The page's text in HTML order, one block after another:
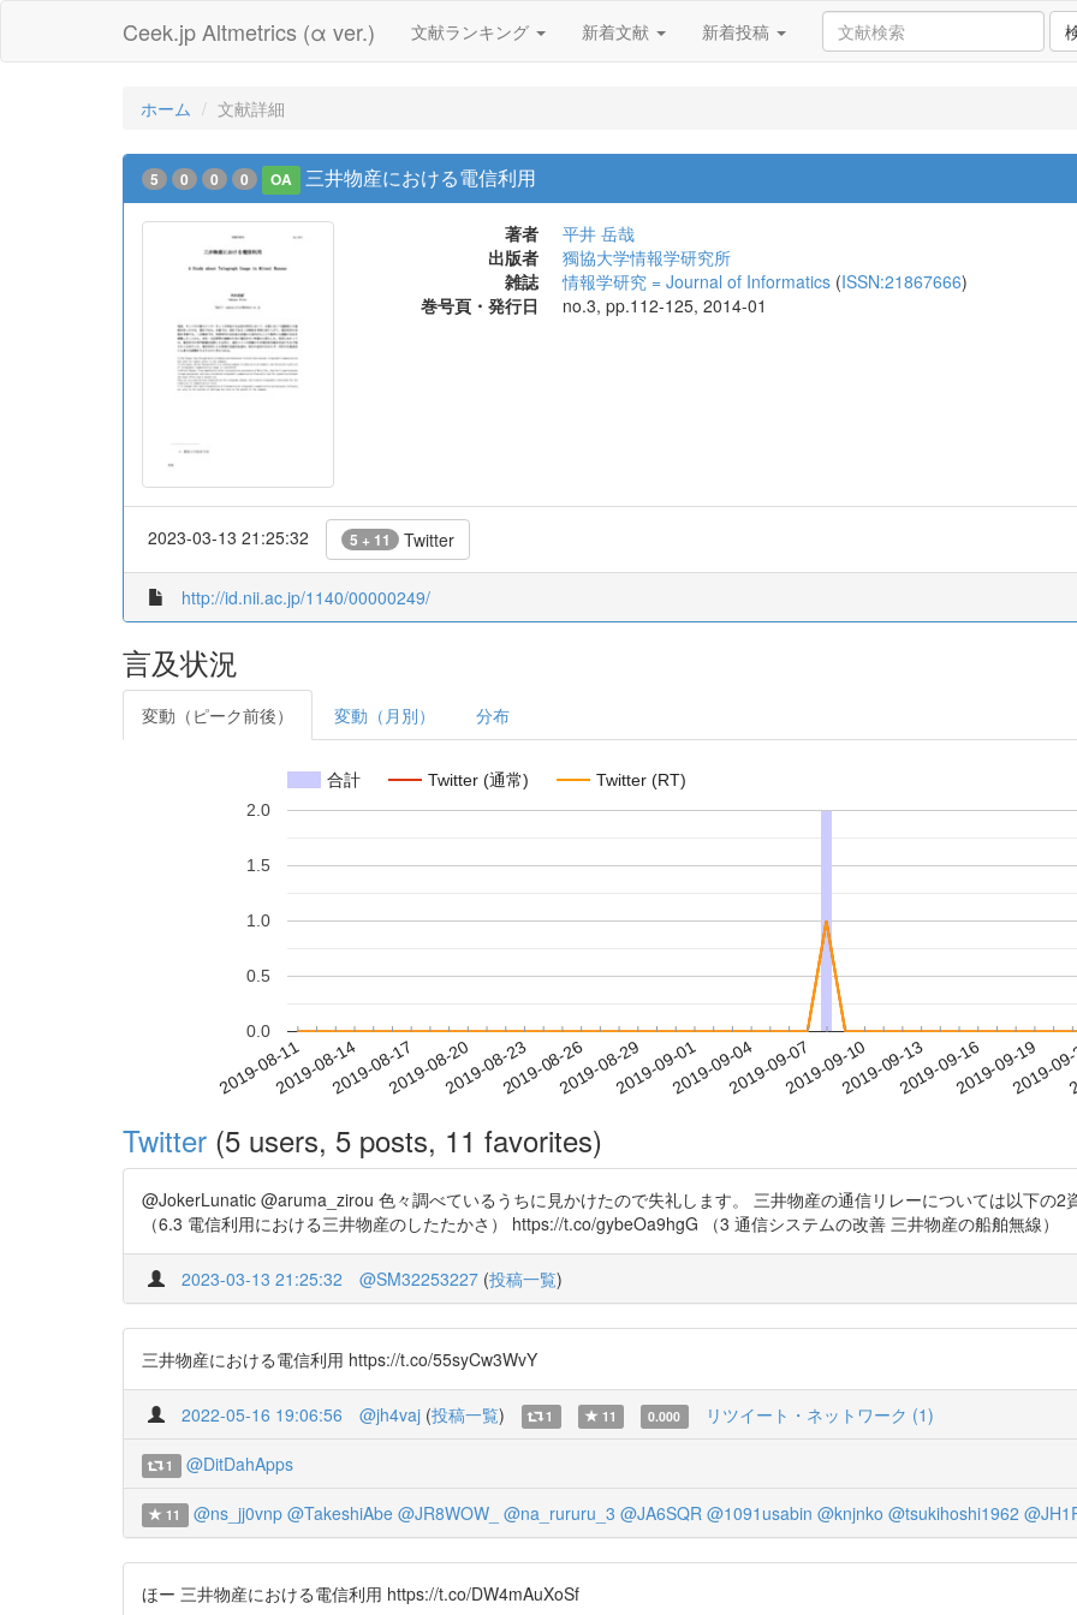
Ceek.jp Altmetrics (α ver.) 文献ランキング 新着文献 新着投稿
ホーム 文献詳細
5 0 0 0 OA 三井物産における電信利用
著者
平井 岳哉
出版者
獨協大学情報学研究所
雑誌
情報学研究 = Journal of Informatics (ISSN:21867666)
巻号頁・発行日
no.3, pp.112-125, 2014-01
2023-03-13 21:25:32 5 + 11 Twitter
http://id.nii.ac.jp/1140/00000249/
言及状況
変動（ピーク前後） 変動（月別） 分布
合計 Twitter (通常) Twitter (RT)
2019-08-112019-08-142019-08-172019-08-202019-08-232019-08-262019-08-292019-09-012019-09-042019-09-072019-09-102019-09-132019-09-162019-09-19
2019-
0.0
0.5
1.0
1.5
2.0
Twitter (5 users, 5 posts, 11 favorites)
@JokerLunatic @aruma_zirou 色々調べているうちに見かけたので失礼します。 三井物産の通信リレーについては以下の
（6.3 電信利用における三井物産のしたたかさ） https://t.co/gybeOa9hgG （3 通信システムの改善 三井物産の船舶無線）
2023-03-13 21:25:32 @SM32253227 (投稿一覧)
三井物産における電信利用 https://t.co/55syCw3WvY
2022-05-16 19:06:56 @jh4vaj (投稿一覧) 1 11 0.000 リツイート・ネットワーク (1)
1 @DitDahApps
11 @ns_jj0vnp @TakeshiAbe @JR8WOW_ @na_rururu_3 @JA6SQR @1091usabin @knjnko @tsukihoshi1962
ほー 三井物産における電信利用 https://t.co/DW4mAuXoSf